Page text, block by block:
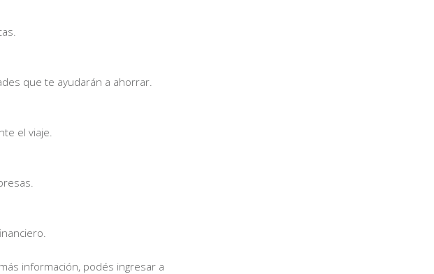
que te ayudarán a ahorrar.
el viaje.
información, podés ingresar a